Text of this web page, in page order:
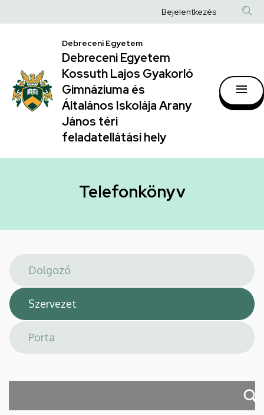
|
Debreceni
Egyetem
Kossuth
Lajos
Gyakorló
Általános
Arany
János
téri
feladatellátási
hely
a
Anonim
fiók
menüje
Bejelentkezés
Debreceni Egyetem
Debreceni Egyetem
Kossuth Lajos Gyakorló
Gimnáziuma és
Általános Iskolája Arany
János téri
feladatellátási hely
Telefonkönyv